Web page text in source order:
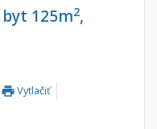
125m2,
printVytlačiť